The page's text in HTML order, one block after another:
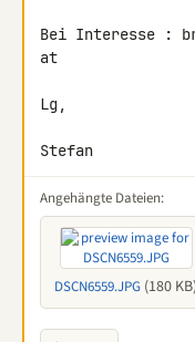
Bei Interesse :
at
Lg,
Stefan
Angehängte Dateien:
DSCN6559.JPG (180 KB)